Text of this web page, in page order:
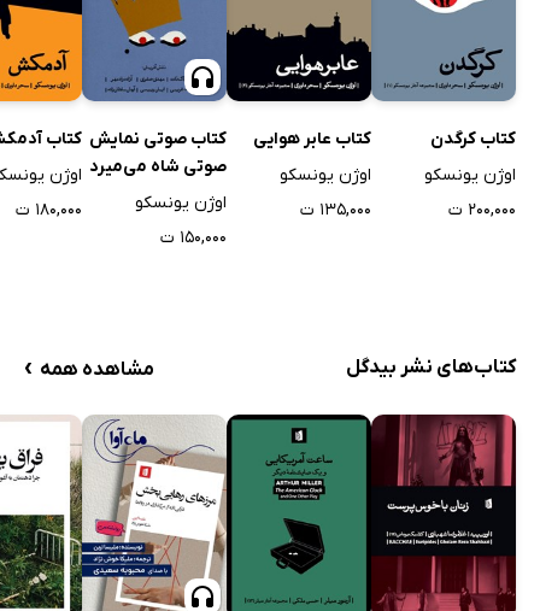
کتاب کرگدن
اوژن یونسکو
۲۰۰,۰۰۰ ت
کتاب عابر هوایی
اوژن یونسکو
۱۳۵,۰۰۰ ت
کتاب صوتی نمایش
صوتی شاه می‌میرد
اوژن یونسکو
۱۵۰,۰۰۰ ت
کتاب
اوژن
۱۸۰,۰۰۰ ت
کتاب‌های نشر بیدگل مشاهده همه ›